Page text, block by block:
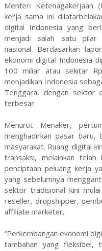
Menteri Ketenagakerjaan
kerja sama ini
digital Indonesia yang
menjadi salah satu pilar
nasional. Berdasarkan
ekonomi digital Indonesia
100 miliar atau sekitar
menjadikan Indonesia
Tenggara, dengan sektor
terbesar.
Menurut Menaker,
menghadirkan pasar
masyarakat. Ruang digital
transaksi, melainkan telah
penciptaan peluang kerja
yang sebelumnya
sektor tradisional kini
reseller, dropshipper,
affiliate marketer.
“Perkembangan ekonomi
tambahan yang fleksibel,